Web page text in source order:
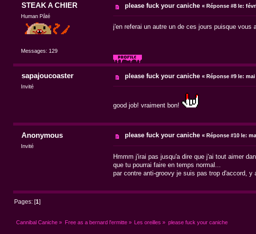
STEAK A CHIER
Human Pâté
Messages: 129
please fuck your caniche « Réponse #8 le:
j'en referai un autre un de ces jours puisque vous
sapajoucoaster
Invité
please fuck your caniche « Réponse #9 le: mai
good job! vraiment bon!
Anonymous
Invité
please fuck your caniche « Réponse #10 le:
Hmmm j'irai pas jusqu'a dire que j'ai tout aimer
que tu pourrai faire en temps normal...
par contre anti-groovy je suis pas trop d'accord, y
Pages: [1
Cannibal Caniche » Free as a bernard l'ermitte» Les oreilles » please fuck your caniche